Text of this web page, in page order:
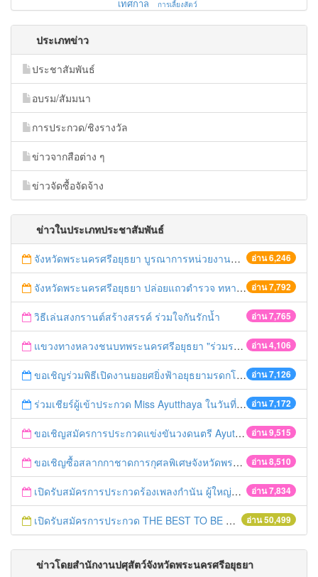
เทศกาล การเลี้ยงสัตว์
ประเภทข่าว
ประชาสัมพันธ์
อบรม/สัมมนา
การประกวด/ชิงรางวัล
ข่าวจากสือต่าง ๆ
ข่าวจัดซื้อจัดจ้าง
ข่าวในประเภทประชาสัมพันธ์
อ่าน 6,246
จังหวัดพระนครศรีอยุธยา บูรณาการหน่วยงานที่เกี่ยวข้อง ลงพื้นที่จัดระเบียบและดำเนินมาตรการตามบทลงโทษสูงสุดกับผู้ประกอบการร้านค้าที่ยังฝ่าฝืนตั้งร้านค้ารุกล้ำเขตพื้นที่ทางหลวง เตรียมความปลอดภัยก่อนเทศกาลสงกรานต์
อ่าน 7,792
จังหวัดพระนครศรีอยุธยา ปล่อยแถวตำรวจ ทหาร ฝ่ายปกครอง กว่า 100 นาย ตรวจเข้มท่ารถสาธารณะ สถานีขนส่งรถโดยสาร วินรถตู้ และสถานีรถไฟ เตรียมรับมือเทศกาลสงกรานต์
อ่าน 7,765
วิธีเล่นสงกรานต์สร้างสรรค์ ร่วมใจกันรักน้ำ
อ่าน 4,106
แขวงทางหลวงชนบทพระนครศรีอยุธยา "ร่วมรณรงค์ ขับช้า เปิดไฟหน้า คาดเข็มขัด" เทศกาลสงกรานต์ ปี 2561
อ่าน 7,126
ขอเชิญร่วมพิธีเปิดงานยอยศยิ่งฟ้าอยุธยามรดกโลก
อ่าน 7,172
ร่วมเชียร์ผู้เข้าประกวด Miss Ayutthaya ในวันที่ 15 ธันวาคม 2560
อ่าน 9,515
ขอเชิญสมัครการประกวดแข่งขันวงดนตรี Ayutthaya battle of the bands
อ่าน 8,510
ขอเชิญซื้อสลากกาชาดการกุศลพิเศษจังหวัดพระนครศรีอยุธยา 2560
อ่าน 7,834
เปิดรับสมัครการประกวดร้องเพลงกำนัน ผู้ใหญ่บ้าน ฯลฯ
อ่าน 50,499
เปิดรับสมัครการประกวด THE BEST TO BE NUMBER ONE
ข่าวโดยสำนักงานปศุสัตว์จังหวัดพระนครศรีอยุธยา